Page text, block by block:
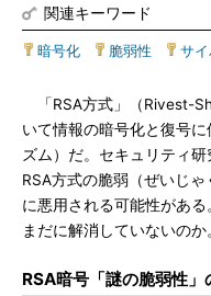
関連キーワード
暗号化 脆弱性 サ
「RSA方式」（Rivest-
いて情報の暗号化と復号
ズム）だ。セキュリティ
RSA方式の脆弱（ぜいじ
に悪用される可能性があ
まだに解消していないのか
RSA暗号「謎の脆弱性」